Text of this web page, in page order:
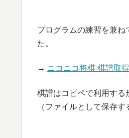
プログラムの練習を兼
た。
→ ニコニコ将棋 棋譜取得
棋譜はコピペで利用する
（ファイルとして保存